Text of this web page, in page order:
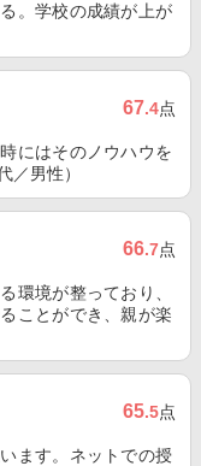
。学校の成績が上が
67.4点
にはそのノウハウを
／男性）
66.7点
環境が整っており、
ことができ、親が楽
65.5点
ます。ネットでの授